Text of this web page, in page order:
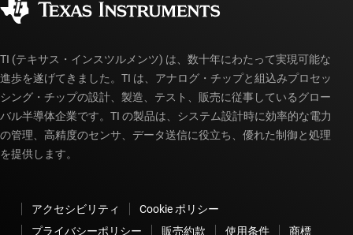
myTI アカウントの FAQ
TI (テキサス・インスツルメンツ) は、数十年にわたって実現可能な
進歩を遂げてきました。TI は、アナログ・チップと組込みプロセッ
シング・チップの設計、製造、テスト、販売に従事しているグロー
バル半導体企業です。TI の製品は、システム設計時に効率的な電力
の管理、高精度のセンサ、データ送信に役立ち、優れた制御と処理
を提供します。
アクセシビリティ
Cookie ポリシー
プライバシーポリシー
販売約款 使用条件
商標